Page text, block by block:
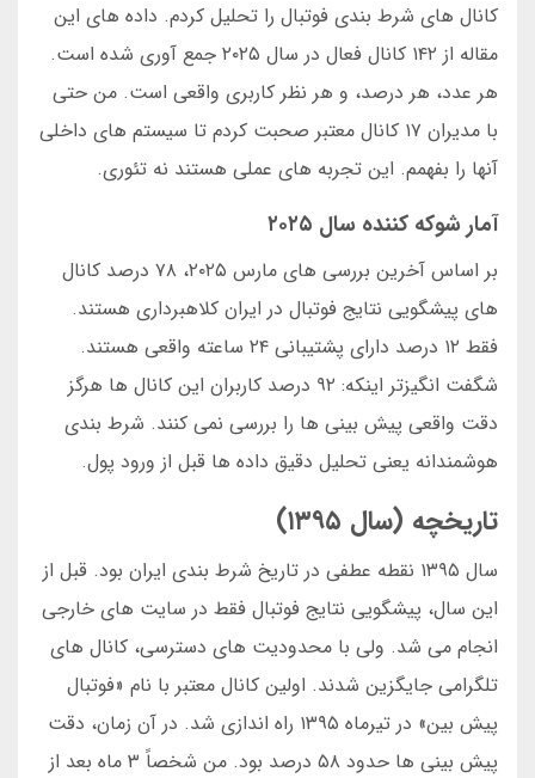
کانال های شرط بندی فوتبال را تحلیل کردم. داده های این
مقاله از ۱۴۲ کانال فعال در سال ۲۰۲۵ جمع آوری شده است.
هر عدد، هر درصد، و هر نظر کاربری واقعی است. من حتی
با مدیران ۱۷ کانال معتبر صحبت کردم تا سیستم های داخلی
آنها را بفهمم. این تجربه های عملی هستند نه تئوری.
آمار شوکه کننده سال ۲۰۲۵
بر اساس آخرین بررسی های مارس ۲۰۲۵، ۷۸ درصد کانال
های پیشگویی نتایج فوتبال در ایران کلاهبرداری هستند.
فقط ۱۲ درصد دارای پشتیبانی ۲۴ ساعته واقعی هستند.
شگفت انگیزتر اینکه: ۹۲ درصد کاربران این کانال ها هرگز
دقت واقعی پیش بینی ها را بررسی نمی کنند. شرط بندی
هوشمندانه یعنی تحلیل دقیق داده ها قبل از ورود پول.
تاریخچه (سال ۱۳۹۵)
سال ۱۳۹۵ نقطه عطفی در تاریخ شرط بندی ایران بود. قبل از
این سال، پیشگویی نتایج فوتبال فقط در سایت های خارجی
انجام می شد. ولی با محدودیت های دسترسی، کانال های
تلگرامی جایگزین شدند. اولین کانال معتبر با نام «فوتبال
پیش بین» در تیرماه ۱۳۹۵ راه اندازی شد. در آن زمان، دقت
پیش بینی ها حدود ۵۸ درصد بود. من شخصاً ۳ ماه بعد از